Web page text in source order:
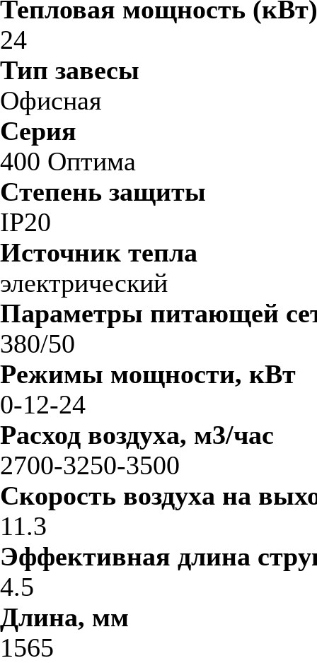
Тепловая мощность (кВт)
24
Тип завесы
Офисная
Серия
400 Оптима
Степень защиты
IP20
Источник тепла
электрический
Параметры питающей
380/50
Режимы мощности, кВт
0-12-24
Расход воздуха, м3/час
2700-3250-3500
Скорость воздуха на
11.3
Эффективная длина
4.5
Длина, мм
1565